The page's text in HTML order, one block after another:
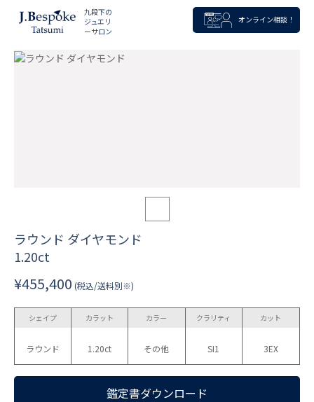
九段下の
ジュエリ
ーサロン
オンライン相談！
ラウンド ダイヤモンド
1.20ct
¥455,400 (税込/送料別※)
シェイプ
ラウンド
カラット
1.20ct
カラー
その他
クラリティ
SI1
カット
3EX
鑑定書ダウンロード